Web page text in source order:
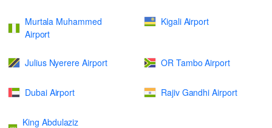
Murtala Muhammed
Airport
Kigali Airport
Julius Nyerere Airport OR Tambo Airport
Dubai Airport Rajiv Gandhi Airport
King Abdulaziz